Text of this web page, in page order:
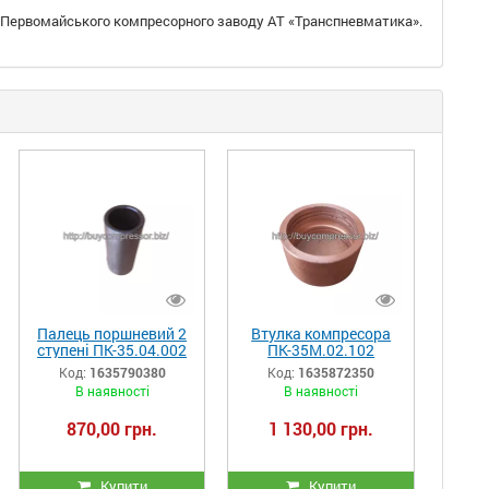
компресорного заводу АТ «Транспневматика».
Палець поршневий 2
ступені ПК-35.04.002
Код: 1635790380
В наявності
870,00 грн.
Втулка компресора
ПК-35М.02.102
Код: 1635872350
В наявності
1 130,00 грн.